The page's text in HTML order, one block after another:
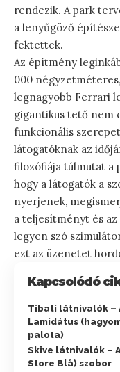
rendezik. A park
a lenyűgöző
fektettek.
Az építmény
000
legnagyobb Ferrari
gigantikus tető nem
funkcionális
látogatóknak az
filozófiája túlmutat a
hogy a látogatók a
nyerjenek,
a teljesítményt és
legyen szó
ezt az üzenetet
Kapcsolódó
Tibati látnivalók –
Lamidátus
palota)
Skive látnivalók –
Store Blå) szobor